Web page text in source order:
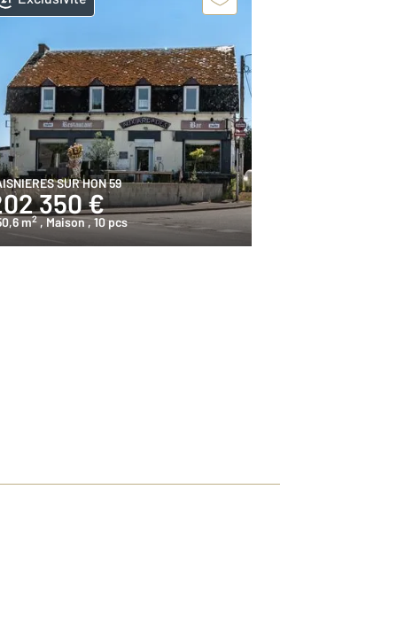
SUR HON 59
350 €
m2 , Maison, 10 pcs